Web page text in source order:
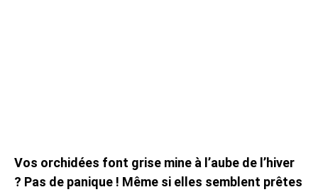
Vos orchidées font grise mine à l’aube de l’hiver
? Pas de panique ! Même si elles semblent prêtes